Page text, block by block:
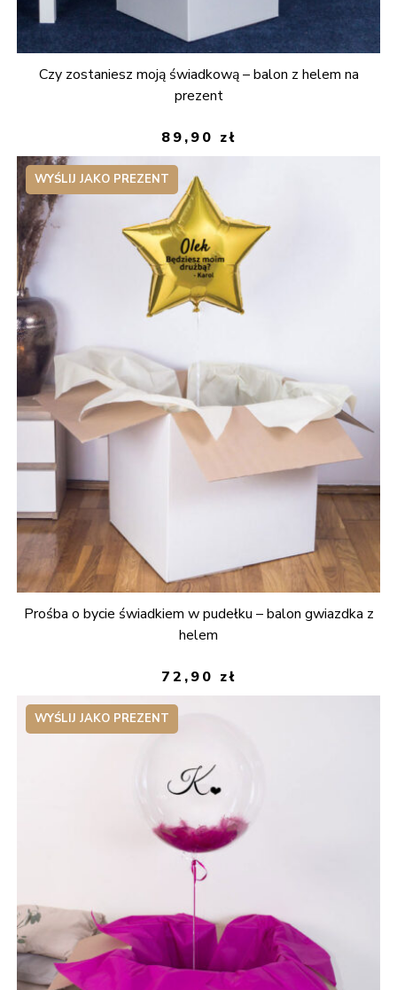
Czy zostaniesz moją świadkową – balon z helem na
prezent
89,90 zł
WYŚLIJ JAKO PREZENT
Prośba o bycie świadkiem w pudełku – balon gwiazdka z
helem
72,90 zł
WYŚLIJ JAKO PREZENT